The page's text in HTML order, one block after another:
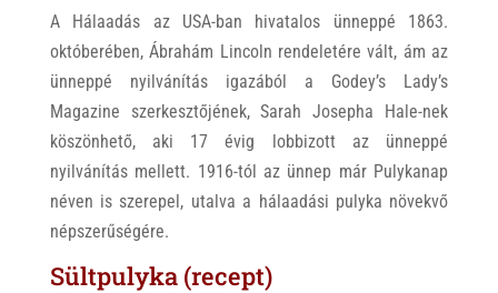
A Hálaadás az USA-ban hivatalos ünneppé 1863.
októberében, Ábrahám Lincoln rendeletére vált, ám az
ünneppé nyilvánítás igazából a Godey’s Lady’s
Magazine szerkesztőjének, Sarah Josepha Hale-nek
köszönhető, aki 17 évig lobbizott az ünneppé
nyilvánítás mellett. 1916-tól az ünnep már Pulykanap
néven is szerepel, utalva a hálaadási pulyka növekvő
népszerűségére.
Sültpulyka (recept)